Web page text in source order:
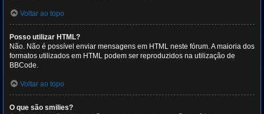
Voltar ao topo
Posso utilizar HTML?
Não. Não é possível enviar mensagens em HTML neste fórum. A maioria dos
formatos utilizados em HTML podem ser reproduzidos na utilização de
BBCode.
Voltar ao topo
O que são smilies?